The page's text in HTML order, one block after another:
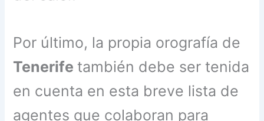
Por último, la propia orografía de
Tenerifetambién debe ser tenida
en cuenta en esta breve lista de
agentes que colaboran para